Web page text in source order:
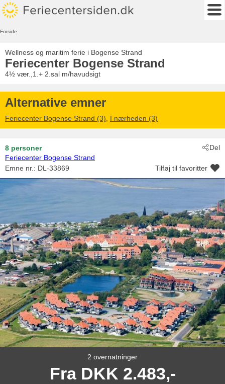
Forside
Wellness og maritim ferie i Bogense Strand
Feriecenter Bogense Strand
4½ vær.,1.+ 2.sal m/havudsigt
Alternative emner
Feriecenter Bogense Strand (3) I nærheden (3)
Del
8 personer
Feriecenter Bogense Strand
Emne nr.: DL-33869 Tilføj til favoritter
2 overnatninger
Fra DKK 2.483,-